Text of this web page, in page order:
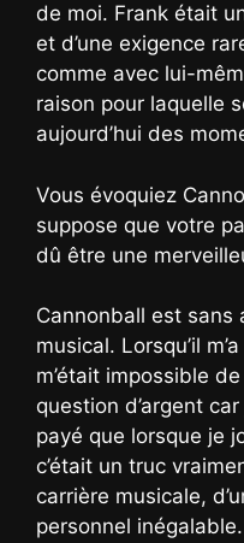
de moi. Frank était
et d’une exigence
comme avec lui-
raison pour laquelle
aujourd’hui des
Vous évoquiez
suppose que votre
dû être une
Cannonball est sans
musical. Lorsqu’il
m’était impossible
question d’argent
payé que lorsque je
c’était un truc
carrière musicale,
personnel